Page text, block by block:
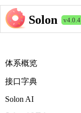
Solon v4.0.4
体系概览
接口字典
Solon AI